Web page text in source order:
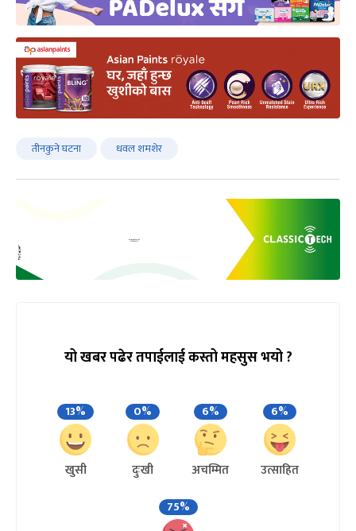
तीनकुने घटना धवल शमशेर
यो खबर पढेर तपाईलाई कस्तो महसुस भयो ?
13%
खुसी
0%
दुःखी
6%
अचम्मित
6%
उत्साहित
75%